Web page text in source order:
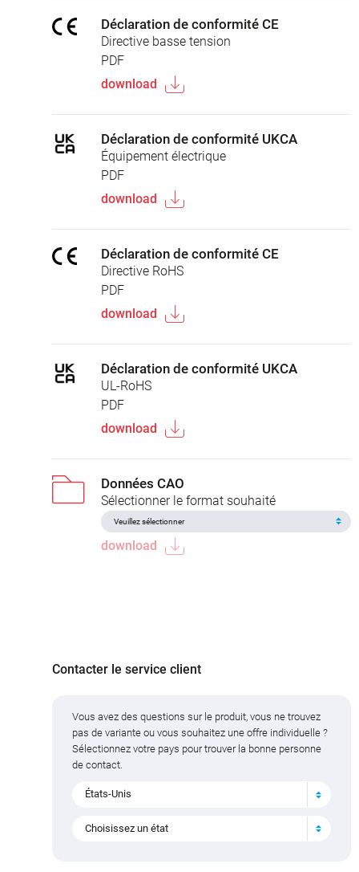
Déclaration de conformité CE
Directive basse tension
PDF
download
Déclaration de conformité UKCA
Équipement électrique
PDF
download
Déclaration de conformité CE
Directive RoHS
PDF
download
Déclaration de conformité UKCA
UL-RoHS
PDF
download
Données CAO
Sélectionner le format souhaité
download
Contacter le service client
Vous avez des questions sur le produit, vous ne trouvez
pas de variante ou vous souhaitez une offre individuelle ?
Sélectionnez votre pays pour trouver la bonne personne
de contact.
États-Unis
Choisissez un état